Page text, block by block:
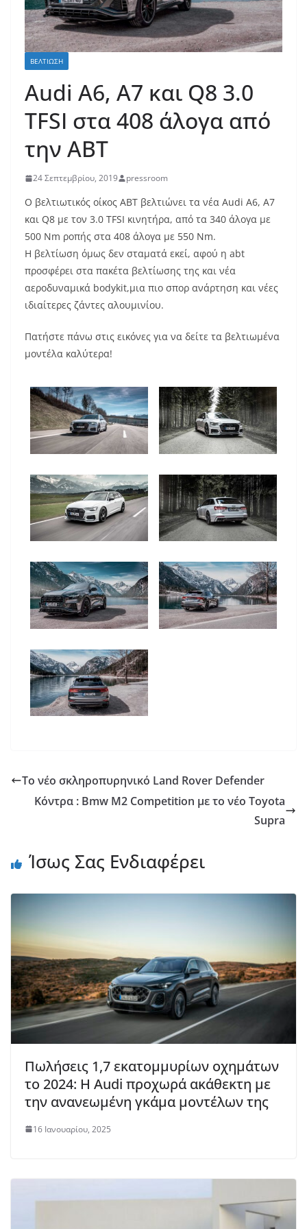
ΒΕΛΤΊΩΣΗ
Audi A6, A7 και Q8 3.0
TFSI στα 408 άλογα από
την ABT
24 Σεπτεμβρίου, 2019 pressroom
Ο βελτιωτικός οίκος ABT βελτιώνει τα νέα Audi A6, A7
και Q8 με τον 3.0 TFSI κινητήρα, από τα 340 άλογα με
500 Nm ροπής στα 408 άλογα με 550 Nm.
Η βελτίωση όμως δεν σταματά εκεί, αφού η abt
προσφέρει στα πακέτα βελτίωσης της και νέα
αεροδυναμικά bodykit,μια πιο σπορ ανάρτηση και νέες
ιδιαίτερες ζάντες αλουμινίου.
Πατήστε πάνω στις εικόνες για να δείτε τα βελτιωμένα
μοντέλα καλύτερα!
Το νέο σκληροπυρηνικό Land Rover Defender
Κόντρα : Bmw M2 Competition με το νέο Toyota
Supra
Ίσως Σας Ενδιαφέρει
Πωλήσεις 1,7 εκατομμυρίων οχημάτων
το 2024: Η Audi προχωρά ακάθεκτη με
την ανανεωμένη γκάμα μοντέλων της
16 Ιανουαρίου, 2025